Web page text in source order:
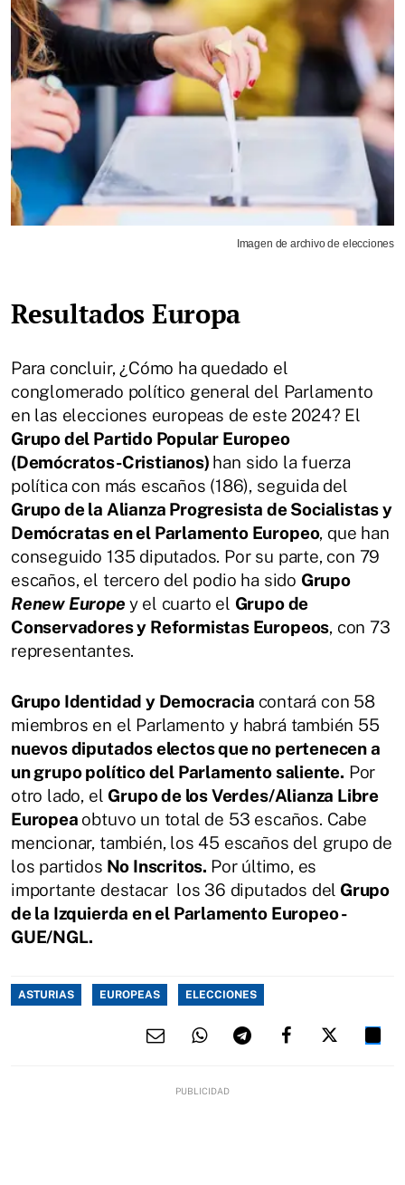
Imagen de archivo de elecciones
Resultados Europa
Para concluir, ¿Cómo ha quedado el
conglomerado político general del Parlamento
en las elecciones europeas de este 2024? El
Grupo del Partido Popular Europeo
(Demócratos-Cristianos) han sido la fuerza
política con más escaños (186), seguida del
Grupo de la Alianza Progresista de Socialistas y
Demócratas en el Parlamento Europeo, que han
conseguido 135 diputados. Por su parte, con 79
escaños, el tercero del podio ha sido Grupo
Renew Europe y el cuarto el Grupo de
Conservadores y Reformistas Europeos, con 73
representantes.
Grupo Identidad y Democracia contará con 58
miembros en el Parlamento y habrá también 55
nuevos diputados electos que no pertenecen a
un grupo político del Parlamento saliente. Por
otro lado, el Grupo de los Verdes/Alianza Libre
Europea obtuvo un total de 53 escaños. Cabe
mencionar, también, los 45 escaños del grupo de
los partidos No Inscritos. Por último, es
importante destacar los 36 diputados del Grupo
de la Izquierda en el Parlamento Europeo -
GUE/NGL.
ASTURIAS EUROPEAS ELECCIONES